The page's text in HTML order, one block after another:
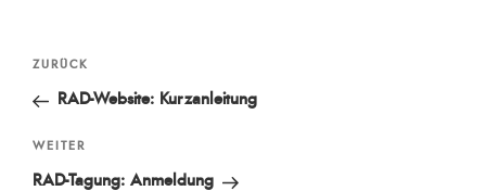
Beitragsnavigation
Vorheriger
Beitrag
ZURÜCK
RAD-Website: Kurzanleitung
Nächster
Beitrag
WEITER
RAD-Tagung: Anmeldung